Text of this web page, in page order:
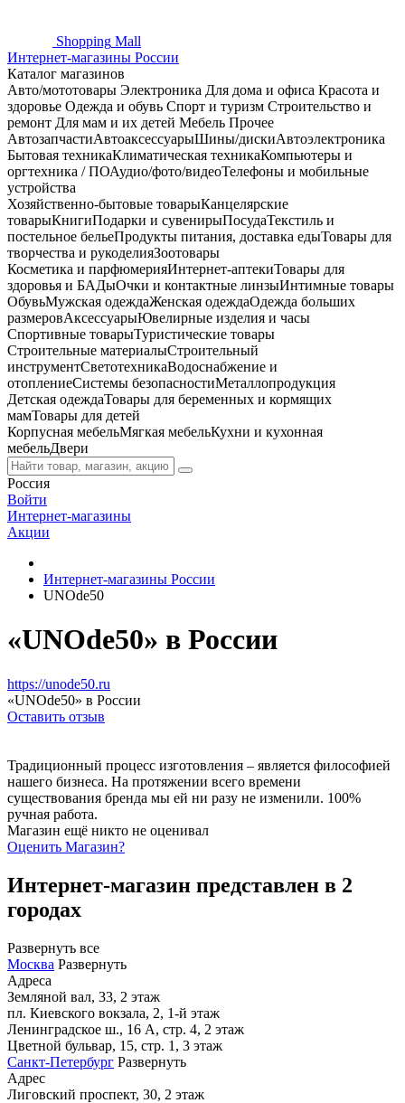
Shopping Mall
Интернет-магазины России
Каталог магазинов
Авто/мототовары Электроника Для дома и офиса Красота и
здоровье Одежда и обувь Спорт и туризм Строительство и
ремонт Для мам и их детей Мебель Прочее
АвтозапчастиАвтоаксессуарыШины/дискиАвтоэлектроника
Бытовая техникаКлиматическая техникаКомпьютеры и
оргтехника / ПОАудио/фото/видеоТелефоны и мобильные
устройства
Хозяйственно-бытовые товарыКанцелярские
товарыКнигиПодарки и сувенирыПосудаТекстиль и
постельное бельеПродукты питания, доставка едыТовары для
творчества и рукоделияЗоотовары
Косметика и парфюмерияИнтернет-аптекиТовары для
здоровья и БАДыОчки и контактные линзыИнтимные товары
ОбувьМужская одеждаЖенская одеждаОдежда больших
размеровАксессуарыЮвелирные изделия и часы
Спортивные товарыТуристические товары
Строительные материалыСтроительный
инструментСветотехникаВодоснабжение и
отоплениеСистемы безопасностиМеталлопродукция
Детская одеждаТовары для беременных и кормящих
мамТовары для детей
Корпусная мебельМягкая мебельКухни и кухонная
мебельДвери
Россия
Войти
Интернет-магазины
Акции
Интернет-магазины России
UNOde50
«UNOde50» в России
https://unode50.ru
«UNOde50» в России
Оставить отзыв
Традиционный процесс изготовления – является философией
нашего бизнеса. На протяжении всего времени
существования бренда мы ей ни разу не изменили. 100%
ручная работа.
Магазин ещё никто не оценивал
Оценить Магазин?
Интернет-магазин представлен в 2
городах
Развернуть все
Москва Развернуть
Адреса
Земляной вал, 33, 2 этаж
пл. Киевского вокзала, 2, 1-й этаж
Ленинградское ш., 16 А, стр. 4, 2 этаж
Цветной бульвар, 15, стр. 1, 3 этаж
Санкт-Петербург Развернуть
Адрес
Лиговский проспект, 30, 2 этаж